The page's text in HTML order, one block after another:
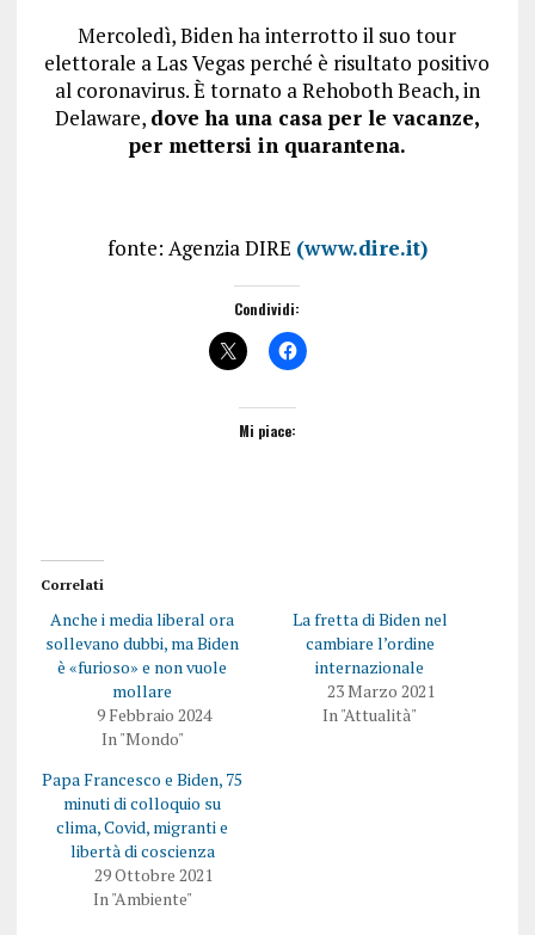
Mercoledì, Biden ha interrotto il suo tour
elettorale a Las Vegas perché è risultato positivo
al coronavirus. È tornato a Rehoboth Beach, in
Delaware, dove ha una casa per le vacanze,
per mettersi in quarantena.
fonte: Agenzia DIRE (www.dire.it)
Condividi:
Mi piace:
Correlati
Anche i media liberal ora
sollevano dubbi, ma Biden
è «furioso» e non vuole
mollare
9 Febbraio 2024
In "Mondo"
La fretta di Biden nel
cambiare l’ordine
internazionale
23 Marzo 2021
In "Attualità"
Papa Francesco e Biden, 75
minuti di colloquio su
clima, Covid, migranti e
libertà di coscienza
29 Ottobre 2021
In "Ambiente"